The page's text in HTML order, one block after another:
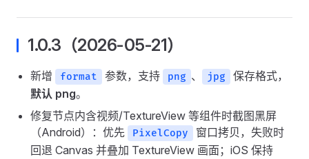
1.0.3（2026-05-21）
新增 format 参数，支持 png 、 jpg
保存格式，
默认 png。
修复节点内含视频/TextureView 等组件时截图黑屏
（Android）：优先
PixelCopy
窗口拷贝，失败时
回退 Canvas 并叠加 TextureView 画面；iOS 保持